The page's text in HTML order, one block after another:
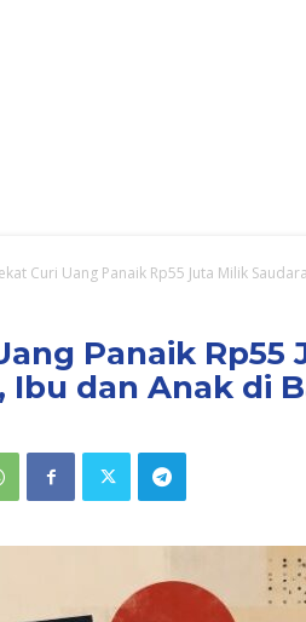
Curi Uang Panaik Rp55 Juta Milik
Panaik Rp55
Ibu dan Anak di